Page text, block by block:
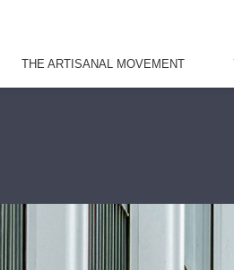
THE ARTISANAL MOVEMENT